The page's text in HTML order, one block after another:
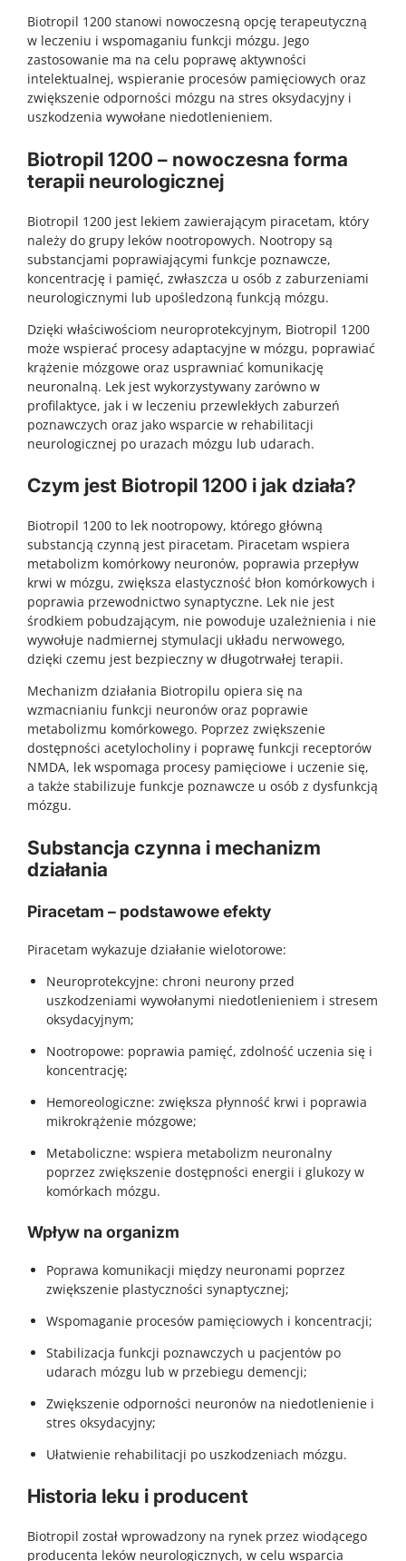
Biotropil 1200 stanowi nowoczesną opcję terapeutyczną
w leczeniu i wspomaganiu funkcji mózgu. Jego
zastosowanie ma na celu poprawę aktywności
intelektualnej, wspieranie procesów pamięciowych oraz
zwiększenie odporności mózgu na stres oksydacyjny i
uszkodzenia wywołane niedotlenieniem.
Biotropil 1200 – nowoczesna forma
terapii neurologicznej
Biotropil 1200 jest lekiem zawierającym piracetam, który
należy do grupy leków nootropowych. Nootropy są
substancjami poprawiającymi funkcje poznawcze,
koncentrację i pamięć, zwłaszcza u osób z zaburzeniami
neurologicznymi lub upośledzoną funkcją mózgu.
Dzięki właściwościom neuroprotekcyjnym, Biotropil 1200
może wspierać procesy adaptacyjne w mózgu, poprawiać
krążenie mózgowe oraz usprawniać komunikację
neuronalną. Lek jest wykorzystywany zarówno w
profilaktyce, jak i w leczeniu przewlekłych zaburzeń
poznawczych oraz jako wsparcie w rehabilitacji
neurologicznej po urazach mózgu lub udarach.
Czym jest Biotropil 1200 i jak działa?
Biotropil 1200 to lek nootropowy, którego główną
substancją czynną jest piracetam. Piracetam wspiera
metabolizm komórkowy neuronów, poprawia przepływ
krwi w mózgu, zwiększa elastyczność błon komórkowych i
poprawia przewodnictwo synaptyczne. Lek nie jest
środkiem pobudzającym, nie powoduje uzależnienia i nie
wywołuje nadmiernej stymulacji układu nerwowego,
dzięki czemu jest bezpieczny w długotrwałej terapii.
Mechanizm działania Biotropilu opiera się na
wzmacnianiu funkcji neuronów oraz poprawie
metabolizmu komórkowego. Poprzez zwiększenie
dostępności acetylocholiny i poprawę funkcji receptorów
NMDA, lek wspomaga procesy pamięciowe i uczenie się,
a także stabilizuje funkcje poznawcze u osób z dysfunkcją
mózgu.
Substancja czynna i mechanizm
działania
Piracetam – podstawowe efekty
Piracetam wykazuje działanie wielotorowe:
Neuroprotekcyjne: chroni neurony przed
uszkodzeniami wywołanymi niedotlenieniem i stresem
oksydacyjnym;
Nootropowe: poprawia pamięć, zdolność uczenia się i
koncentrację;
Hemoreologiczne: zwiększa płynność krwi i poprawia
mikrokrążenie mózgowe;
Metaboliczne: wspiera metabolizm neuronalny
poprzez zwiększenie dostępności energii i glukozy w
komórkach mózgu.
Wpływ na organizm
Poprawa komunikacji między neuronami poprzez
zwiększenie plastyczności synaptycznej;
Wspomaganie procesów pamięciowych i koncentracji;
Stabilizacja funkcji poznawczych u pacjentów po
udarach mózgu lub w przebiegu demencji;
Zwiększenie odporności neuronów na niedotlenienie i
stres oksydacyjny;
Ułatwienie rehabilitacji po uszkodzeniach mózgu.
Historia leku i producent
Biotropil został wprowadzony na rynek przez wiodącego
producenta leków neurologicznych, w celu wsparcia